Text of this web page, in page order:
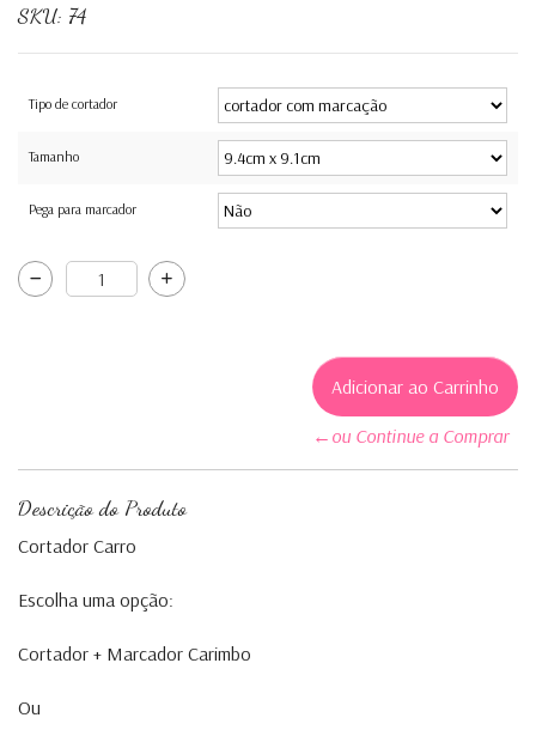
SKU: 74
Tipo de cortador
Tamanho
Pega para marcador
←ou Continue a Comprar
Descrição do Produto
Cortador Carro
Escolha uma opção:
Cortador + Marcador Carimbo
Ou